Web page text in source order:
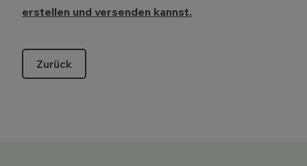
Zurück
erstellen und versenden kannst.